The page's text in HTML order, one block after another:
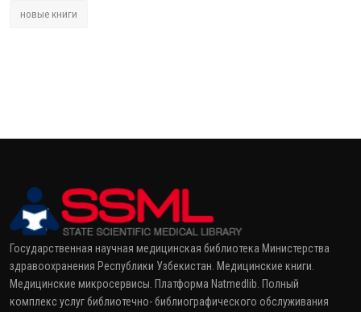
новые книги
Государственная научная медицинская библиотека Министерства
здравоохранения Республики Узбекистан. Медицинские книги.
Медицинские микросервисы. Платформа Natmedlib. Полный
комплекс услуг библиотечно- библиографического обслуживания